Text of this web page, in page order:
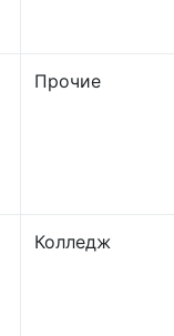
Прочие
Колледж